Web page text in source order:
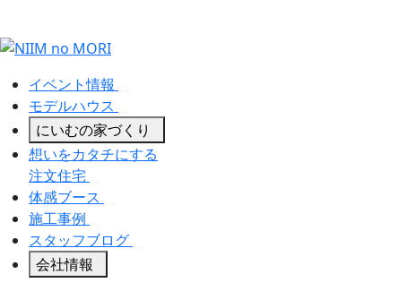
イベント情報
モデルハウス
にいむの家づくり
想いをカタチにする
注文住宅
体感ブース
施工事例
スタッフブログ
会社情報